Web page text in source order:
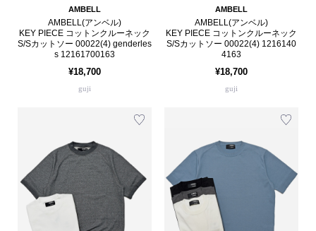
AMBELL
AMBELL(アンベル)
KEY PIECE コットンクルーネック
S/Sカットソー 00022(4) genderles
s 12161700163
¥18,700
guji
AMBELL
AMBELL(アンベル)
KEY PIECE コットンクルーネック
S/Sカットソー 00022(4) 1216140
4163
¥18,700
guji